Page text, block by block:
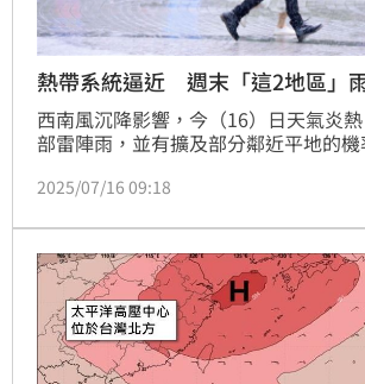
熱帶系統逼近 週末「這2地區」
西南風沉降影響，今（16）日天氣炎
部雷陣雨，並有擴及部分鄰近平地的
入南海，東半部及屏東南部有「大量降
2025/07/16 09:18